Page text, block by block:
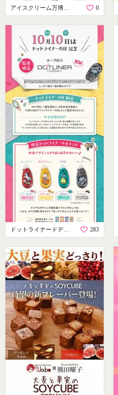
アイスクリーム万博「あいぱく®」 0
ドットライナードデカクッション プレゼントキャンペーン！ 283